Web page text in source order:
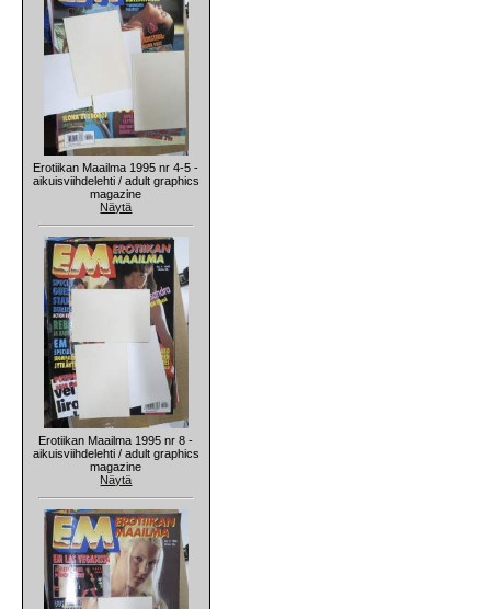
Erotiikan Maailma 1995 nr 4-5 -
aikuisviihdelehti / adult graphics
magazine
Näytä
Erotiikan Maailma 1995 nr 8 -
aikuisviihdelehti / adult graphics
magazine
Näytä